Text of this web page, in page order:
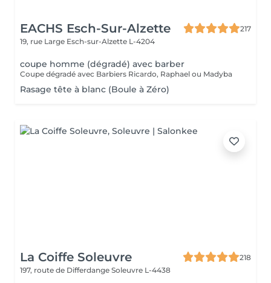
EACHS Esch-Sur-Alzette
217
19, rue Large Esch-sur-Alzette L-4204
coupe homme (dégradé) avec barber
Coupe dégradé avec Barbiers Ricardo, Raphael ou Madyba
Rasage tête à blanc (Boule à Zéro)
La Coiffe Soleuvre
218
197, route de Differdange Soleuvre L-4438